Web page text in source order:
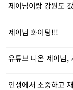
제이님이랑 강원도
제이님 화이팅!!!
유튜브 나온 제이님,
인생에서 소중하고